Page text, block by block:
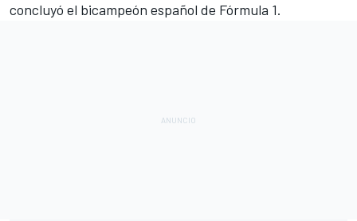
concluyó el bicampeón español de Fórmula 1.